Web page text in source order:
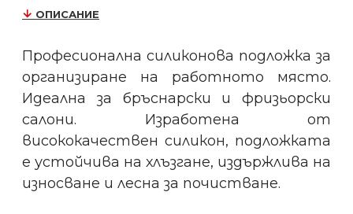
ОПИСАНИЕ
Професионална силиконова подложка за
организиране на работното място.
Идеална за бръснарски и фризьорски
салони. Изработена от
висококачествен силикон, подложката
е устойчива на хлъзгане, издържлива на
износване и лесна за почистване.